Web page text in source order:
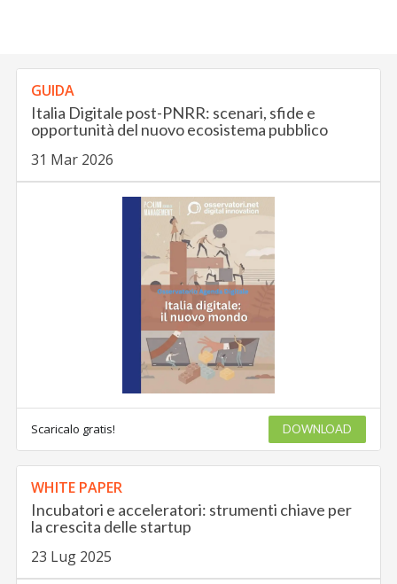
GUIDA
Italia Digitale post-PNRR: scenari, sfide e
opportunità del nuovo ecosistema pubblico
31 Mar 2026
Scaricalo gratis! DOWNLOAD
WHITE PAPER
Incubatori e acceleratori: strumenti chiave per
la crescita delle startup
23 Lug 2025